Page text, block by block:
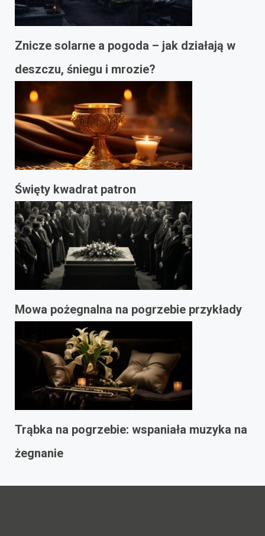
Znicze solarne a pogoda – jak działają w
deszczu, śniegu i mrozie?
Święty kwadrat patron
Mowa pożegnalna na pogrzebie przykłady
Trąbka na pogrzebie: wspaniała muzyka na
żegnanie